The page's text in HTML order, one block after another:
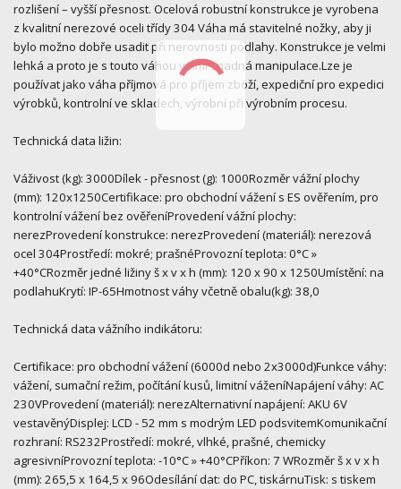
rozlišení – vyšší přesnost. Ocelová robustní konstrukce je vyrobena
z kvalitní nerezové oceli třídy 304 Váha má stavitelné nožky, aby ji
bylo možno dobře usadit při nerovnosti podlahy. Konstrukce je velmi
lehká a proto je s touto váhou velmi snadná manipulace.Lze je
používat jako váha příjmová pro příjem zboží, expediční pro expedici
výrobků, kontrolní ve skladech, výrobní při výrobním procesu.
Technická data ližin:
Váživost (kg): 3000Dílek - přesnost (g): 1000Rozměr vážní plochy
(mm): 120x1250Certifikace: pro obchodní vážení s ES ověřením, pro
kontrolní vážení bez ověřeníProvedení vážní plochy:
nerezProvedení konstrukce: nerezProvedení (materiál): nerezová
ocel 304Prostředí: mokré; prašnéProvozní teplota: 0°C »
+40°CRozměr jedné ližiny š x v x h (mm): 120 x 90 x 1250Umístění: na
podlahuKrytí: IP-65Hmotnost váhy včetně obalu(kg): 38,0
Technická data vážního indikátoru:
Certifikace: pro obchodní vážení (6000d nebo 2x3000d)Funkce váhy:
vážení, sumační režim, počítání kusů, limitní váženíNapájení váhy: AC
230VProvedení (materiál): nerezAlternativní napájení: AKU 6V
vestavěnýDisplej: LCD - 52 mm s modrým LED podsvitemKomunikační
rozhraní: RS232Prostředí: mokré, vlhké, prašné, chemicky
agresivníProvozní teplota: -10°C » +40°CPříkon: 7 WRozměr š x v x h
(mm): 265,5 x 164,5 x 96Odesílání dat: do PC, tiskárnuTisk: s tiskem